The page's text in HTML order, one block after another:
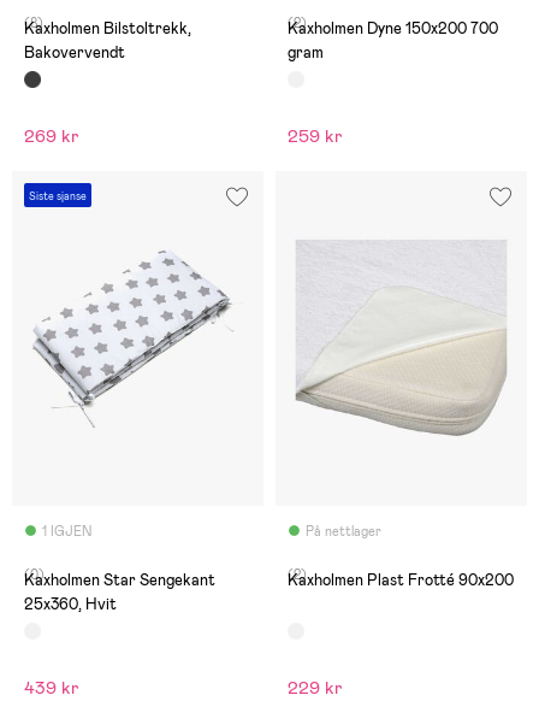
(8)
Kaxholmen Bilstoltrekk,
Bakovervendt
269 kr
(2)
Kaxholmen Dyne 150x200 700
gram
259 kr
Siste sjanse
1 IGJEN
(0)
Kaxholmen Star Sengekant
25x360, Hvit
439 kr
På nettlager
(2)
Kaxholmen Plast Frotté 90x200
229 kr